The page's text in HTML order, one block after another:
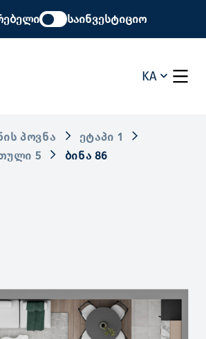
საინვესტიციო
KA
ᲞᲝᲕᲜᲐ
ᲔᲢᲐᲞᲘ 1
5
ᲑᲘᲜᲐ 86